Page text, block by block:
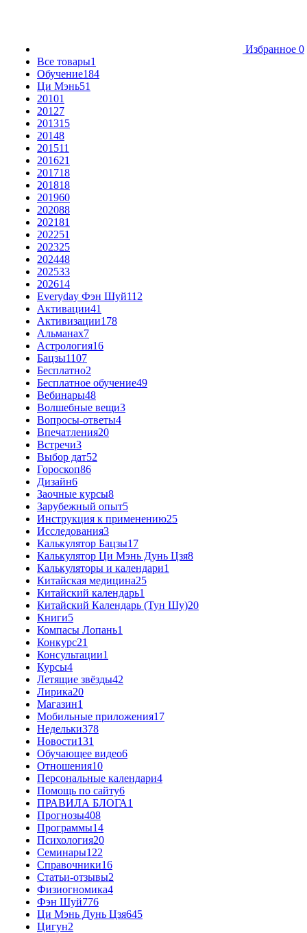
Избранное 0
Все товары1
Обучение184
Ци Мэнь51
20101
20127
201315
20148
201511
201621
201718
201818
201960
202088
202181
202251
202325
202448
202533
202614
Everyday Фэн Шуй112
Активации41
Активизации178
Альманах7
Астрология16
Бацзы1107
Бесплатно2
Бесплатное обучение49
Вебинары48
Волшебные вещи3
Вопросы-ответы4
Впечатления20
Встречи3
Выбор дат52
Гороскоп86
Дизайн6
Заочные курсы8
Зарубежный опыт5
Инструкция к применению25
Исследования3
Калькулятор Бацзы17
Калькулятор Ци Мэнь Дунь Цзя8
Калькуляторы и календари1
Китайская медицина25
Китайский календарь1
Китайский Календарь (Тун Шу)20
Книги5
Компасы Лопань1
Конкурс21
Консультации1
Курсы4
Летящие звёзды42
Лирика20
Магазин1
Мобильные приложения17
Недельки378
Новости131
Обучающее видео6
Отношения10
Персональные календари4
Помощь по сайту6
ПРАВИЛА БЛОГА1
Прогнозы408
Программы14
Психология20
Семинары122
Справочники16
Статьи-отзывы2
Физиогномика4
Фэн Шуй776
Ци Мэнь Дунь Цзя645
Цигун2